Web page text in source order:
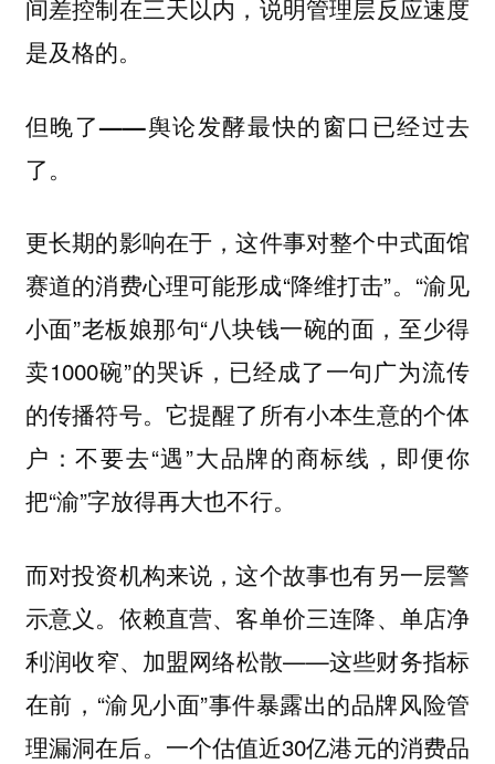
间差控制在三天以内，说明管理层反应速度
是及格的。
但晚了——舆论发酵最快的窗口已经过去
了。
更长期的影响在于，这件事对整个中式面馆
赛道的消费心理可能形成“降维打击”。“渝见
小面”老板娘那句“八块钱一碗的面，至少得
卖1000碗”的哭诉，已经成了一句广为流传
的传播符号。它提醒了所有小本生意的个体
户：不要去“遇”大品牌的商标线，即便你
把“渝”字放得再大也不行。
而对投资机构来说，这个故事也有另一层警
示意义。依赖直营、客单价三连降、单店净
利润收窄、加盟网络松散——这些财务指标
在前，“渝见小面”事件暴露出的品牌风险管
理漏洞在后。一个估值近30亿港元的消费品